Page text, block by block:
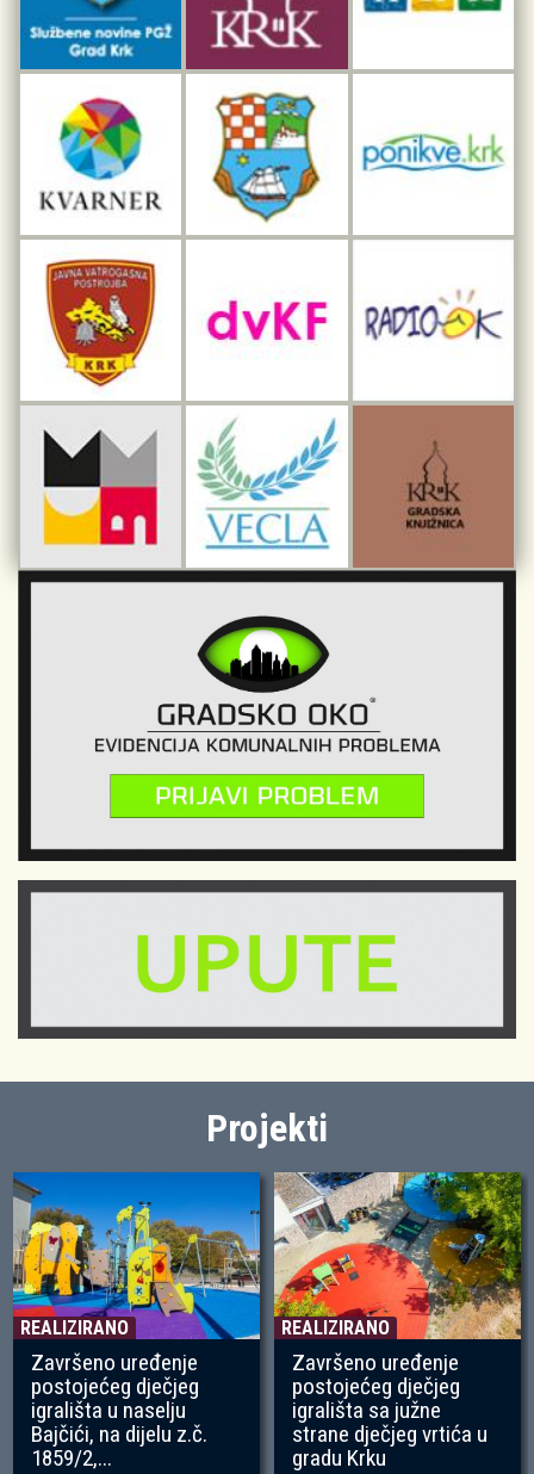
Interpretacijski centar pomorske baštine
Projekti
REALIZIRANO
Završeno uređenje
postojećeg dječjeg
igrališta u naselju
Bajčići, na dijelu z.č.
1859/2,...
REALIZIRANO
Završeno uređenje
postojećeg dječjeg
igrališta sa južne
strane dječjeg vrtića u
gradu Krku